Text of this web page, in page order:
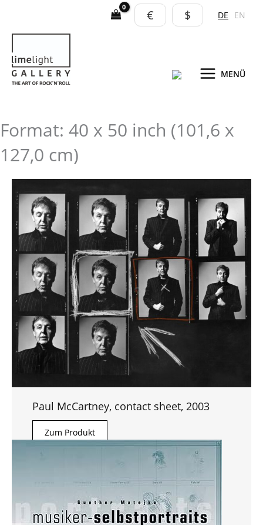
springen
€ $ DE EN
MENÜ
Format: 40 x 50 inch (101,6 x
127,0 cm)
Paul McCartney, contact sheet, 2003
Zum Produkt